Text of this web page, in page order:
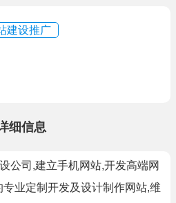
建设推广
细信息
公司,建立手机网站,开发高端网
业定制开发及设计制作网站,维